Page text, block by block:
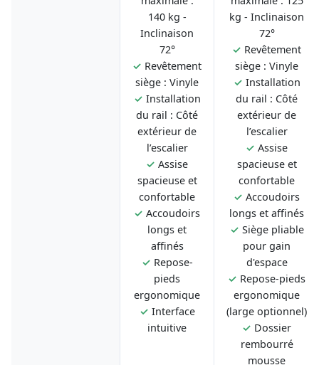
140 kg -
Inclinaison
72°
✓ Revêtement
siège : Vinyle
✓ Installation
du rail : Côté
extérieur de
l’escalier
✓ Assise
spacieuse et
confortable
✓ Accoudoirs
longs et
affinés
✓ Repose-
pieds
ergonomique
✓ Interface
intuitive
kg - Inclinaison
72°
✓ Revêtement
siège : Vinyle
✓ Installation
du rail : Côté
extérieur de
l’escalier
✓ Assise
spacieuse et
confortable
✓ Accoudoirs
longs et affinés
✓ Siège pliable
pour gain
d'espace
✓ Repose-pieds
ergonomique
(large optionnel)
✓ Dossier
rembourré
mousse